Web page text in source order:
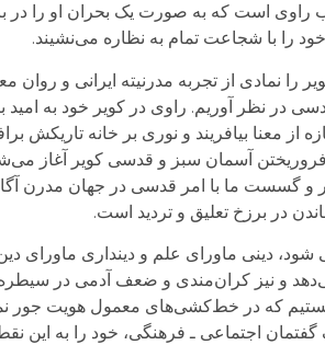
راوی است که به صورت یک بحران او را
را با شجاعت تمام به نظاره می‌نشیند.
از تجربه مدرنیته ایرانی و روان
در نظر آوریم. راوی در کویر خود به
معنا بیافریند و نوری بر خانه تاریکش
آسمان سبز و قدسی کویر آغاز
و گسست ما با امر قدسی در جهان
در برزخ تعلیق و تردید است.
دینی ماورای علم و دینداری ماورای
و نیز کران‌مندی و ضعف آدمی در سیطره
هستیم که در خط‌کشی‌های معمول هویت
اجتماعی ـ فرهنگی، خود را به این